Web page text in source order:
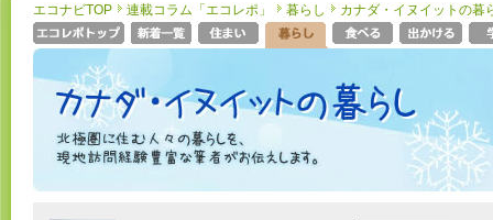
エコナビTOP 連載コラム「エコレポ」 暮らし カナダ・イヌイットの暮